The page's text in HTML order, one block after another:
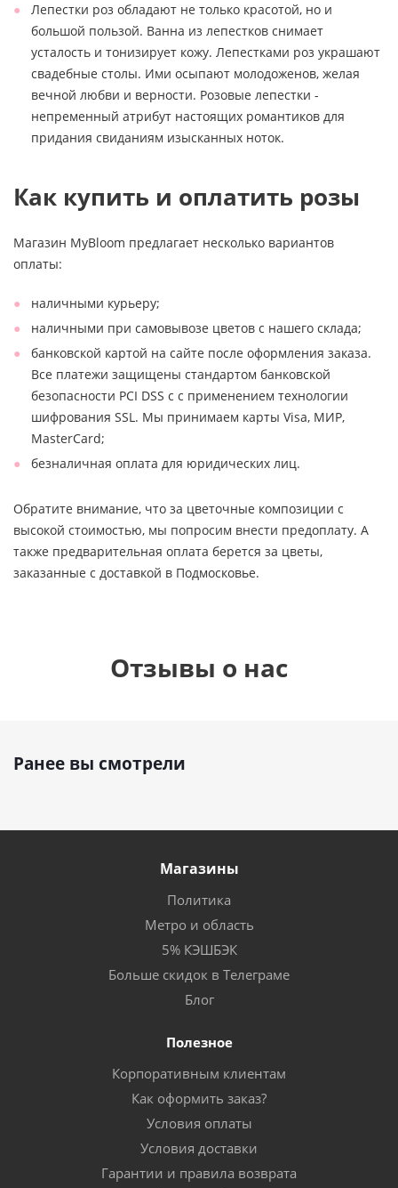
Лепестки роз обладают не только красотой, но и
большой пользой. Ванна из лепестков снимает
усталость и тонизирует кожу. Лепестками роз украшают
свадебные столы. Ими осыпают молодоженов, желая
вечной любви и верности. Розовые лепестки -
непременный атрибут настоящих романтиков для
придания свиданиям изысканных ноток.
Как купить и оплатить розы
Магазин MyBloom предлагает несколько вариантов
оплаты:
наличными курьеру;
наличными при самовывозе цветов с нашего склада;
банковской картой на сайте после оформления заказа.
Все платежи защищены стандартом банковской
безопасности PCI DSS с с применением технологии
шифрования SSL. Мы принимаем карты Visa, МИР,
MasterCard;
безналичная оплата для юридических лиц.
Обратите внимание, что за цветочные композиции с
высокой стоимостью, мы попросим внести предоплату. А
также предварительная оплата берется за цветы,
заказанные с доставкой в Подмосковье.
Отзывы о нас
Ранее вы смотрели
Магазины
Политика
Метро и область
5% КЭШБЭК
Больше скидок в Телеграме
Блог
Полезное
Корпоративным клиентам
Как оформить заказ?
Условия оплаты
Условия доставки
Гарантии и правила возврата